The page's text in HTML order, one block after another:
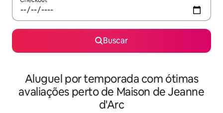
Buscar
Aluguel por temporada com ótimas
avaliações perto de Maison de Jeanne
d'Arc